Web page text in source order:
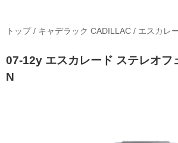
トップ/ キャデラック CADILLAC / エスカレ
07-12y エスカレード ステレオフ
N